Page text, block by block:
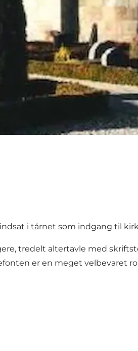
i tårnet som indgang til
tredelt altertavle med
er en meget velbevaret